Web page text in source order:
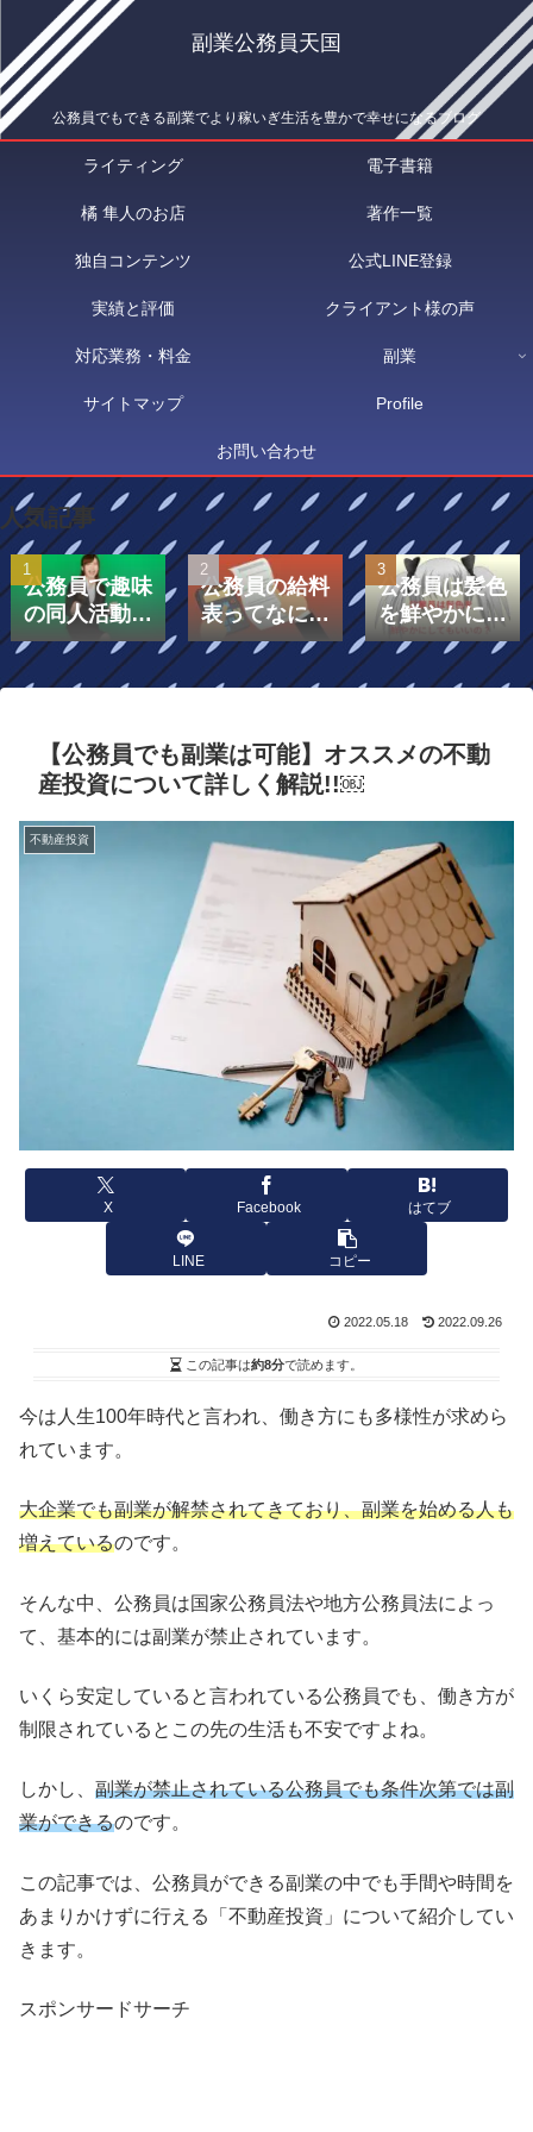
副業公務員天国
公務員でもできる副業でより稼いぎ生活を豊かで幸せになるブログ
ライティング 電子書籍
橘 隼人のお店 著作一覧
独自コンテンツ 公式LINE登録
実績と評価 クライアント様の声
対応業務・料金 副業
サイトマップ Profile
お問い合わせ
人気記事
公務員で趣味
の同人活動を
したら副業に
なる？
公務員の給料
表ってなに？
給料表は「号
給」と「級」
公務員は髪色
を鮮やかにし
てもいいの？
【公務員でも副業は可能】オススメの不動
産投資について詳しく解説!!￼
不動産投資
X Facebook はてブ
LINE コピー
2022.05.18 2022.09.26
この記事は約8分で読めます。
今は人生100年時代と言われ、働き方にも多様性が求めら
れています。
大企業でも副業が解禁されてきており、副業を始める人も
増えているのです。
そんな中、公務員は国家公務員法や地方公務員法によっ
て、基本的には副業が禁止されています。
いくら安定していると言われている公務員でも、働き方が
制限されているとこの先の生活も不安ですよね。
しかし、 副業が禁止されている公務員でも条件次第では副
業ができるのです。
この記事では、公務員ができる副業の中でも手間や時間を
あまりかけずに行える「不動産投資」について紹介してい
きます。
スポンサードサーチ